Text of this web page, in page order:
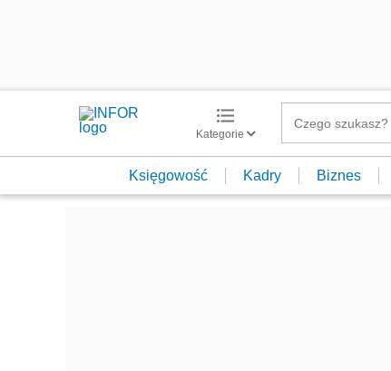
Kategorie
Księgowość Kadry Biznes